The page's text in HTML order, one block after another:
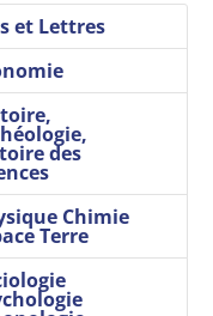
et Lettres
des
Chimie
Terre